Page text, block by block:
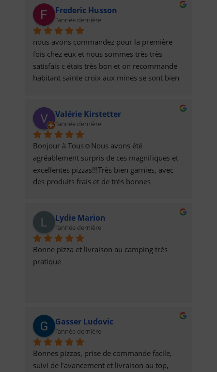
Frederic Husson
l’année dernière
nous avons commandez pour la première
fois chez eux et nous sommes très très
satisfais c étais très bon et on recommande
habitant sainte croix aux mines se sont bien
et bien garnis pour deux personnes qui sont
grand mangeur
Valérie Kirstetter
l’année dernière
Bonjour à Tous☺️Nous avons été
agréablement surpris de ces magnifiques et
excellentes pizzas!!!Très bien garnies, avec
des produits frais et de très bonnes
prestations!Elles sont livrées à l’heure, tout
est bien organisé!!!Félicitations et Bravo à
Eux, 👏Désormais nous sommes de
nouveaux clients, et comptons bien
continuer à nous régaler!!😋N’hésitez pas à
Lydie Marion
l’année dernière
Bonne pizza et livraison au camping trés
pratique
Gasser Ludovic
l’année dernière
Bonnes pizzas, prise de commande facile,
suivi de l’avancement et livraison au top,